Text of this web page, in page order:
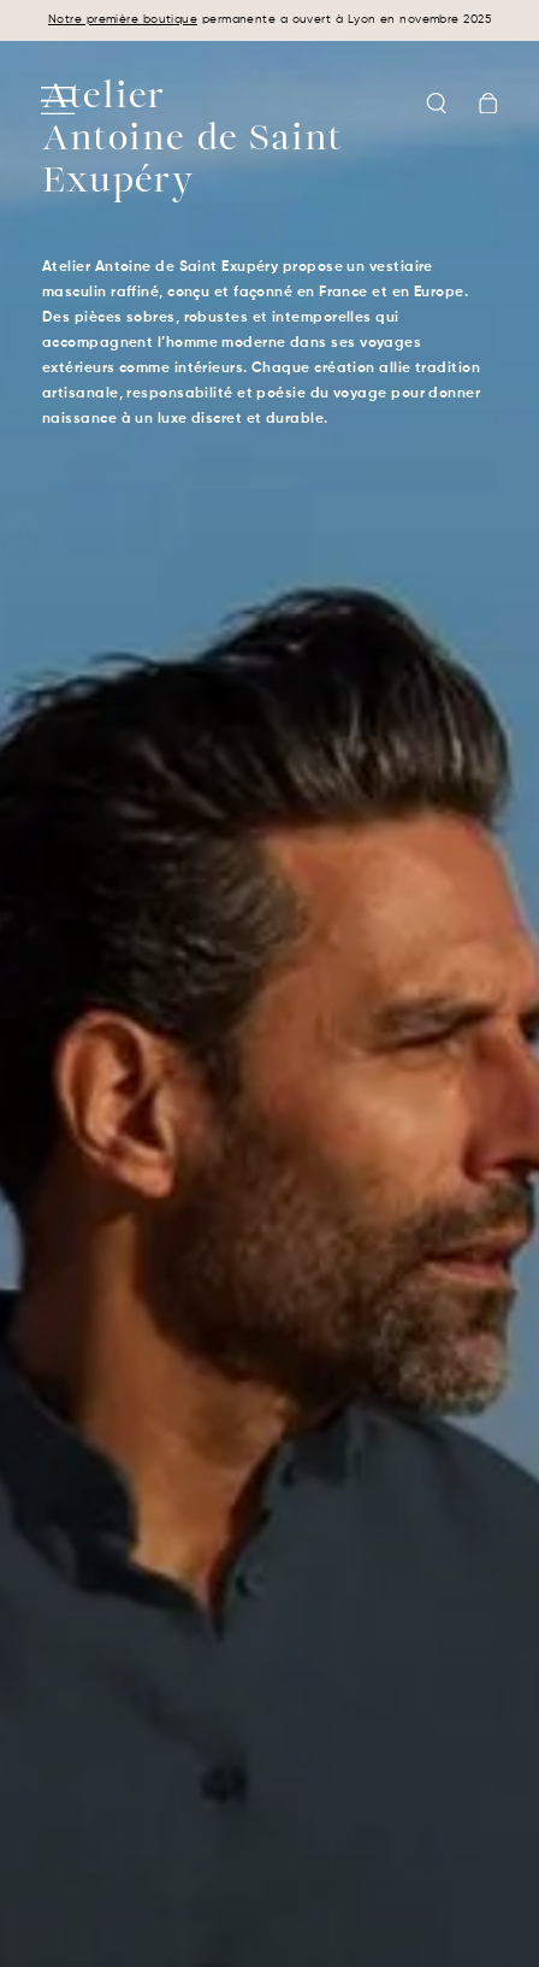
Panneau de gestion des cookies
Notre première boutique permanente a ouvert à Lyon en novembre 2025
L'HORIZON VOUS ATTEND.
Atelier
Antoine de Saint
Exupéry
Atelier Antoine de Saint Exupéry propose un vestiaire
masculin raffiné, conçu et façonné en France et en Europe.
Des pièces sobres, robustes et intemporelles qui
accompagnent l’homme moderne dans ses voyages
extérieurs comme intérieurs. Chaque création allie tradition
artisanale, responsabilité et poésie du voyage pour donner
naissance à un luxe discret et durable.